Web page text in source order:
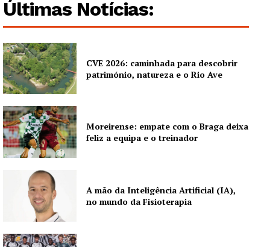
Últimas Notícias:
CVE 2026: caminhada para descobrir
património, natureza e o Rio Ave
Moreirense: empate com o Braga deixa
feliz a equipa e o treinador
A mão da Inteligência Artificial (IA),
no mundo da Fisioterapia